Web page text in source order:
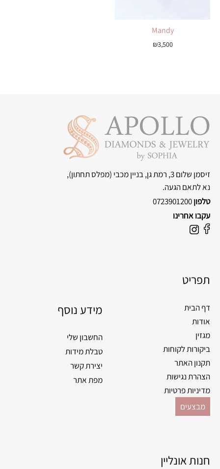
Mandy
₪3,500
זיסמן שלום 3, רמת גן, בניין מכבי
(מפלס תחתון),
נא לתאם הגעה.
טלפון0723901200
עקבו אחרינו
F
b
o
k
I
a
r
a
m
תפריט
דף הבית
אודות
מגזין
ביקורות לקוחות
תקנון האתר
הצהרת נגישות
מדיניות פרטיות
מבצעים
מידע נוסף
החשבון שלי
טבלת מידות
יצירת קשר
מפת אתר
חנות אונליין